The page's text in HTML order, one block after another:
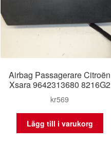
Airbag Passagerare Citroën
Xsara 9642313680 8216G2
kr569
Lägg till i varukorg